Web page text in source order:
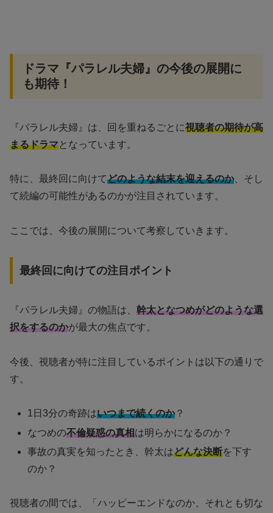
ドラマ『パラレル夫婦』の今後の展開に
も期待！
『パラレル夫婦』は、回を重ねるごとに視聴者の期待が高
まるドラマとなっています。
特に、最終回に向けてどのような結末を迎えるのか 、そし
て続編の可能性があるのかが注目されています。
ここでは、今後の展開について考察していきます。
最終回に向けての注目ポイント
『パラレル夫婦』の物語は、 幹太となつめがどのような選
択をするのかが最大の焦点です。
今後、視聴者が特に注目しているポイントは以下の通りで
す。
1日3分の奇跡はいつまで続くのか ？
なつめの不倫疑惑の真相は明らかになるのか？
事故の真実を知ったとき、幹太はどんな決断を下す
のか？
視聴者の間では、「ハッピーエンドなのか、それとも切な